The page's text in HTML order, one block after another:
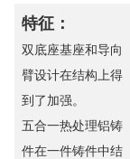
特征：
双底座基座和导向
臂设计在结构上得
到了加强。
五合一热处理铝铸
件在一件铸件中结